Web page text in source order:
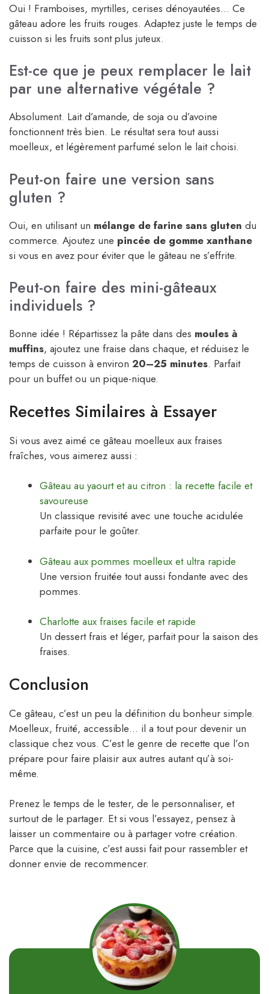
Oui ! Framboises, myrtilles, cerises dénoyautées… Ce
gâteau adore les fruits rouges. Adaptez juste le temps de
cuisson si les fruits sont plus juteux.
Est-ce que je peux remplacer le lait
par une alternative végétale ?
Absolument. Lait d’amande, de soja ou d’avoine
fonctionnent très bien. Le résultat sera tout aussi
moelleux, et légèrement parfumé selon le lait choisi.
Peut-on faire une version sans
gluten ?
Oui, en utilisant un mélange de farine sans gluten du
commerce. Ajoutez une pincée de gomme xanthane
si vous en avez pour éviter que le gâteau ne s’effrite.
Peut-on faire des mini-gâteaux
individuels ?
Bonne idée ! Répartissez la pâte dans des moules à
muffins, ajoutez une fraise dans chaque, et réduisez le
temps de cuisson à environ 20–25 minutes. Parfait
pour un buffet ou un pique-nique.
Recettes Similaires à Essayer
Si vous avez aimé ce gâteau moelleux aux fraises
fraîches, vous aimerez aussi :
Gâteau au yaourt et au citron : la recette facile et
savoureuse
Un classique revisité avec une touche acidulée
parfaite pour le goûter.
Gâteau aux pommes moelleux et ultra rapide
Une version fruitée tout aussi fondante avec des
pommes.
Charlotte aux fraises facile et rapide
Un dessert frais et léger, parfait pour la saison des
fraises.
Conclusion
Ce gâteau, c’est un peu la définition du bonheur simple.
Moelleux, fruité, accessible… il a tout pour devenir un
classique chez vous. C’est le genre de recette que l’on
prépare pour faire plaisir aux autres autant qu’à soi-
même.
Prenez le temps de le tester, de le personnaliser, et
surtout de le partager. Et si vous l’essayez, pensez à
laisser un commentaire ou à partager votre création.
Parce que la cuisine, c’est aussi fait pour rassembler et
donner envie de recommencer.